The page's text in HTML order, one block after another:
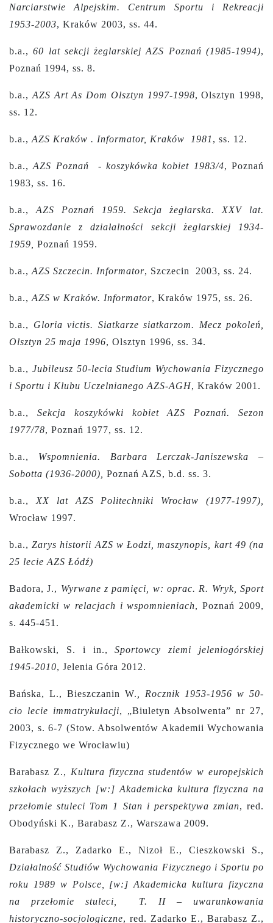
Narciarstwie Alpejskim. Centrum Sportu i Rekreacji
1953-2003, Kraków 2003, ss. 44.
b.a.,60 lat sekcji żeglarskiej AZS Poznań (1985-1994),
Poznań 1994, ss. 8.
b.a., AZS Art As Dom Olsztyn 1997-1998, Olsztyn 1998,
ss. 12.
b.a., AZS Kraków . Informator, Kraków 1981 , ss. 12.
b.a.,AZS Poznań - koszykówka kobiet 1983/4, Poznań
1983, ss. 16.
b.a., AZS Poznań 1959. Sekcja żeglarska. XXV lat.
Sprawozdanie z działalności sekcji żeglarskiej 1934-
1959,
Poznań 1959.
b.a., AZS Szczecin. Informator, Szczecin 2003, ss. 24.
b.a., AZS w Kraków. Informator, Kraków 1975, ss. 26.
b.a., Gloria victis. Siatkarze siatkarzom. Mecz pokoleń,
Olsztyn 25 maja 1996, Olsztyn 1996, ss. 34.
b.a., Jubileusz 50-lecia Studium Wychowania Fizycznego
i Sportu i Klubu Uczelnianego AZS-AGH, Kraków 2001.
b.a., Sekcja koszykówki kobiet AZS Poznań. Sezon
1977/78, Poznań 1977, ss. 12.
b.a., Wspomnienia. Barbara Lerczak-Janiszewska –
Sobotta (1936-2000),
Poznań AZS, b.d. ss. 3.
b.a., XX lat AZS Politechniki Wrocław (1977-1997),
Wrocław 1997.
b.a.,Zarys historii AZS w Łodzi, maszynopis, kart 49 (na
25 lecie AZS Łódź)
Badora, J., Wyrwane z pamięci, w: oprac. R. Wryk, Sport
akademicki w relacjach i wspomnieniach, Poznań 2009,
s. 445-451.
Bałkowski, S. i in.,Sportowcy ziemi jeleniogórskiej
1945-2010, Jelenia Góra 2012.
Bańska, L., Bieszczanin W.
Rocznik 1953-1956 w 50-
cio lecie immatrykulacji, „Biuletyn Absolwenta” nr 27,
2003, s. 6-7 (Stow. Absolwentów Akademii Wychowania
Fizycznego we Wrocławiu)
Barabasz Z., Kultura fizyczna studentów w europejskich
szkołach wyższych [w:] Akademicka kultura fizyczna na
przełomie stuleci Tom 1 Stan i perspektywa zmian, red.
Obodyński K., Barabasz Z., Warszawa 2009.
Barabasz Z., Zadarko E., Nizoł E., Cieszkowski S.,
Działalność Studiów Wychowania Fizycznego i Sportu po
roku 1989 w Polsce, [w:] Akademicka kultura fizyczna
na przełomie stuleci, T. II – uwarunkowania
historyczno-socjologiczne, red. Zadarko E., Barabasz Z.,